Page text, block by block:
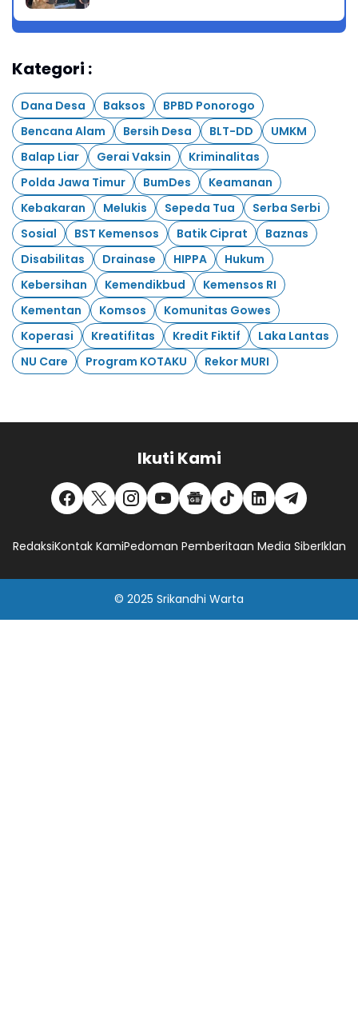
Kategori :
Dana Desa Baksos
BPBD Ponorogo
Bencana Alam
Bersih Desa BLT-DD
UMKM
Balap Liar
Gerai Vaksin
Kriminalitas
Polda Jawa Timur
BumDes
Keamanan
Kebakaran
Melukis Sepeda Tua
Serba Serbi
Sosial
BST Kemensos Batik Ciprat
Baznas
Disabilitas
Drainase HIPPA
Hukum
Kebersihan
Kemendikbud
Kemensos RI
Kementan
Komsos
Komunitas Gowes
Koperasi
Kreatifitas Kredit Fiktif
Laka Lantas
NU Care
Program KOTAKU Rekor MURI
Ikuti Kami
RedaksiKontak KamiPedoman Pemberitaan Media SiberIklan
© 2025 Srikandhi Warta